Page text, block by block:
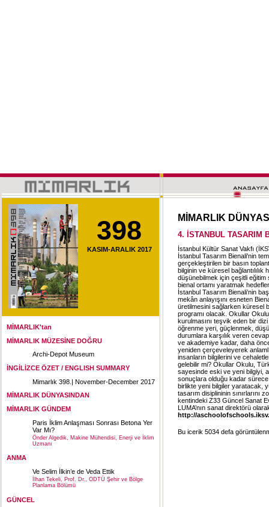
398
KASIM-ARALIK 2017
MİMARLIK'tan
MİMARLIK MÜZESİNE DOĞRU
Archi-Depot Museum
İNGİLİZCE ÖZET / ENGLISH SUMMARY
Mimarlık 398.| November-December 2017
MİMARLIK DÜNYASINDAN
MİMARLIK GÜNDEM
Paris İklim Anlaşması Sonrası Betona Yer
Var Mı?
Önder Algedik, Makine Mühendisi, Enerji ve İklim
Uzmanı
ANMA
Ve Selim İlkin’e de Veda Ettik
İlhan Tekeli, Prof. Dr., ODTÜ Şehir ve Bölge
Planlama Bölümü
GÜNCEL
MİMARLIK
4. İSTANBUL TASARIM
İstanbul Kültür Sanat Vakfı
İstanbul Tasarım Bienali'nin
gerçekleştirilen bir basın
bilginin ve küresel
düşünebilmek için çeşitli
bienal ortamı yaratmak
İstanbul Tasarım Bienali’nin
mekân anlayışını esneten
üretilmesini sağlarken küresel
programı olacak. Okullar
kurulmasını teşvik eden bir
öğrenme yeri, güçlenmek,
durumlara karşılık veren
ve akademiye kadar, daha
yeniden çerçeveleyerek
insanların bilgilerini ve
gelebilir mi? Okullar Okulu,
sayesinde eski ve yeni bilgiyi,
sonuçlara olduğu kadar sürece
birlikte yeni bilgiler yaratacak,
tasarım disiplininin sınırlarını
kentindeki Z33 Güncel Sanat
LUMA’nın sanat direktörü
http://
Bu icerik 5034 defa